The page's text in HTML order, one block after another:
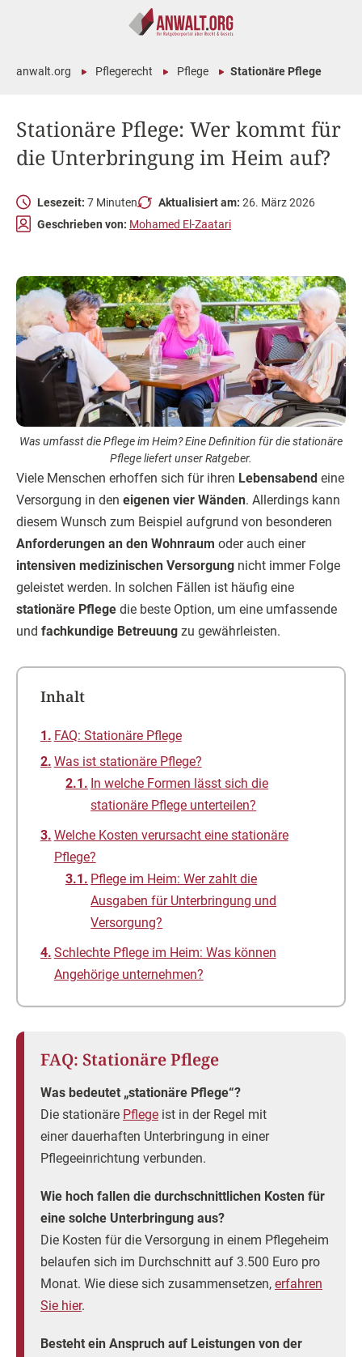
Stationäre Pflege: Wer kommt für
die Unterbringung im Heim auf?
anwalt.org Pflegerecht Pflege Stationäre Pflege
Lesezeit: 7 Minuten Aktualisiert am: 26. März 2026
Geschrieben von: Mohamed El-Zaatari
Was umfasst die Pflege im Heim? Eine Definition für die stationäre
Pflege liefert unser Ratgeber.
Viele Menschen erhoffen sich für ihren Lebensabend eine
Versorgung in den eigenen vier Wänden. Allerdings kann
diesem Wunsch zum Beispiel aufgrund von besonderen
Anforderungen an den Wohnraum oder auch einer
intensiven medizinischen Versorgung nicht immer Folge
geleistet werden. In solchen Fällen ist häufig eine
stationäre Pflege die beste Option, um eine umfassende
und fachkundige Betreuung zu gewährleisten.
Inhalt
FAQ: Stationäre Pflege
Was ist stationäre Pflege?
In welche Formen lässt sich die
stationäre Pflege unterteilen?
Welche Kosten verursacht eine stationäre
Pflege?
Pflege im Heim: Wer zahlt die
Ausgaben für Unterbringung und
Versorgung?
Schlechte Pflege im Heim: Was können
Angehörige unternehmen?
FAQ: Stationäre Pflege
Was bedeutet „stationäre Pflege“?
Die stationäre Pflege ist in der Regel mit
einer dauerhaften Unterbringung in einer
Pflegeeinrichtung verbunden.
Wie hoch fallen die durchschnittlichen Kosten für
eine solche Unterbringung aus?
Die Kosten für die Versorgung in einem Pflegeheim
belaufen sich im Durchschnitt auf 3.500 Euro pro
Monat. Wie diese sich zusammensetzen, erfahren
Sie hier.
Besteht ein Anspruch auf Leistungen von der